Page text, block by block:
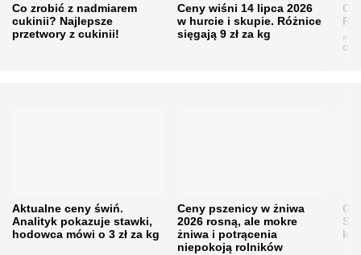
Co zrobić z nadmiarem
cukinii? Najlepsze
przetwory z cukinii!
Ceny wiśni 14 lipca 2026
w hurcie i skupie. Różnice
sięgają 9 zł za kg
Aktualne ceny świń.
Analityk pokazuje stawki,
hodowca mówi o 3 zł za kg
Ceny pszenicy w żniwa
2026 rosną, ale mokre
żniwa i potrącenia
niepokoją rolników